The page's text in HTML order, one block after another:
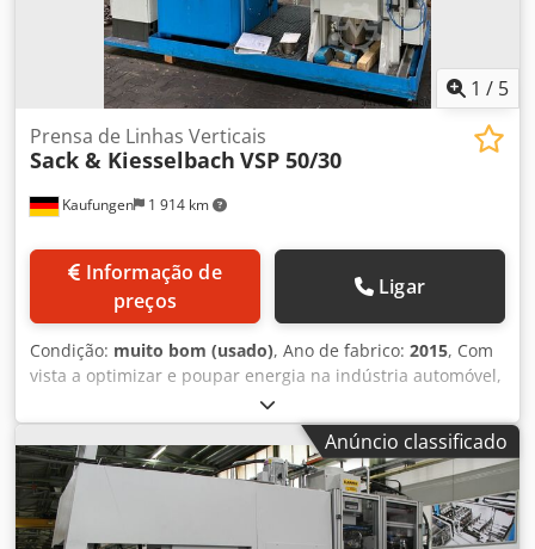
1 / 5
Kaufungen 1 914 km
Prensa de Linhas Verticais
Sack & Kiesselbach VSP 50/30
preços
Ligar
Condição: muito bom (usado), Ano de fabrico: 2015, Com
vista a optimizar e poupar energia na indústria automóvel,
são colocadas exigências significativamente mais elevadas
aos componentes do sistema de accionamento. Maior
transmissão de potência, maiores binários e, ao mesmo
tempo, menor tamanho são os desafios. Dedpfx Anjgtty
Tecock Este desenvolvimento aumentou a procura de
estrias formadas a frio. Com a prensa estriada vertical
Anúncio classificado